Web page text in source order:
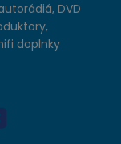
DVD
doplnky